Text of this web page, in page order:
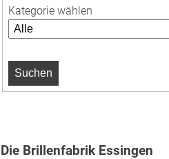
Kategorie wählen
Die Brillenfabrik Essingen